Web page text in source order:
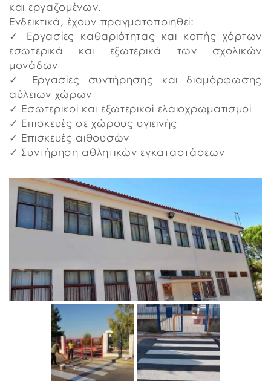
και εργαζομένων.
Ενδεικτικά, έχουν πραγματοποιηθεί:
✓ Εργασίες καθαριότητας και κοπής χόρτων
εσωτερικά και εξωτερικά των σχολικών
μονάδων
✓ Εργασίες συντήρησης και διαμόρφωσης
αύλειων χώρων
✓ Εσωτερικοί και εξωτερικοί ελαιοχρωματισμοί
✓ Επισκευές σε χώρους υγιεινής
✓ Επισκευές αιθουσών
✓ Συντήρηση αθλητικών εγκαταστάσεων